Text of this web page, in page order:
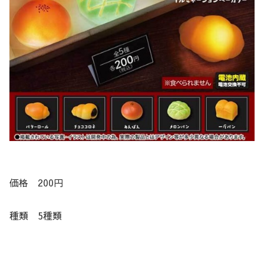
価格 200円
種類 5種類